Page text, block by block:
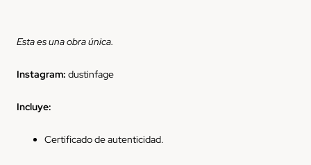
Esta es una obra única.
Instagram: dustinfage
Incluye:
Certificado de autenticidad.